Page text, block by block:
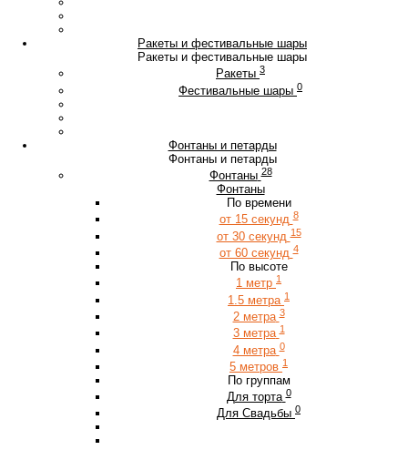
Ракеты и фестивальные шары
Ракеты и фестивальные шары
Ракеты 3
Фестивальные шары 0
Фонтаны и петарды
Фонтаны и петарды
Фонтаны 28
Фонтаны
По времени
от 15 секунд 8
от 30 секунд 15
от 60 секунд 4
По высоте
1 метр 1
1.5 метра 1
2 метра 3
3 метра 1
4 метра 0
5 метров 1
По группам
Для торта 0
Для Свадьбы 0